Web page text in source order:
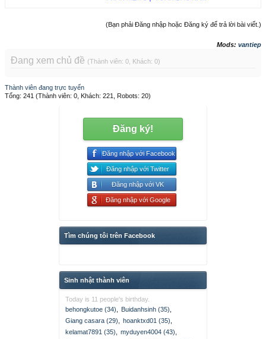
(Bạn phải Đăng nhập hoặc Đăng ký để trả lời bài viết.)
Mods: vantiep
Đang xem chủ đề (Thành viên: 0, Khách: 0)
Thành viên đang trực tuyến
Tổng: 241 (Thành viên: 0, Khách: 221, Robots: 20)
Đăng ký!
Đăng nhập với Facebook
Đăng nhập với Twitter
Đăng nhập với VK
Đăng nhập với Google
Tìm chúng tôi trên Facebook
Sinh nhật thành viên
Today is 11 people's birthday.
behongkutoe (34)
Buidanhsinh (35)
Giang casara (29)
hoanktxd01 (35)
kelamat7891 (35)
myduyen4004 (43)